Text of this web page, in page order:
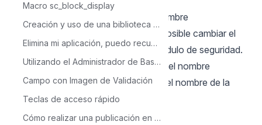
Macro sc_block_display
Creación y uso de una biblioteca en Scriptcase
Elimina mi aplicación, puedo recuperarla?
Utilizando el Administrador de Base de Datos
Campo con Imagen de Validación
Teclas de acceso rápido
Cómo realizar una publicación en Scriptcase- Típica
Por defecto, la aplicación tiene el nombre
"app_sync_apps", sin embargo, es posible cambiar el
prefijo de la aplicación al crear el módulo de seguridad.
Si no se encuentra la aplicación con el nombre
predeterminado, utiliza solo el final del nombre de la
aplicación: sync_apps.
2-Nuevo código para la aplicación